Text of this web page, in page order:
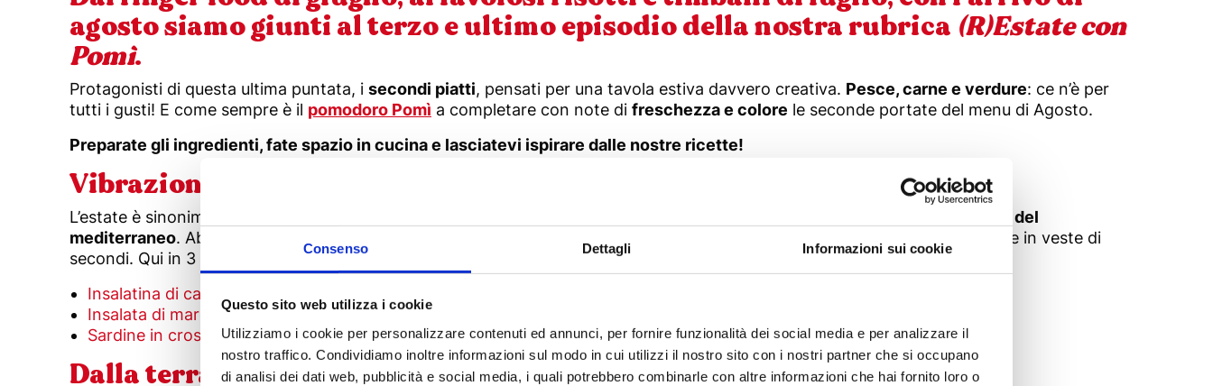
Consenso Dettagli Informazioni sui cookie
Questo sito web utilizza i cookie
Utilizziamo i cookie per personalizzare contenuti ed annunci, per fornire funzionalità dei social media e per analizzare il
nostro traffico. Condividiamo inoltre informazioni sul modo in cui utilizzi il nostro sito con i nostri partner che si occupano
di analisi dei dati web, pubblicità e social media, i quali potrebbero combinarle con altre informazioni che hai fornito loro o
agosto siamo giunti al terzo e ultimo episodio della nostra rubrica (R)Estate con
Pomì.
Protagonisti di questa ultima puntata, i secondi piatti, pensati per una tavola estiva davvero creativa. Pesce, carne e verdure: ce n’è per
tutti i gusti! E come sempre è il pomodoro Pomì a completare con note di freschezza e colore le seconde portate del menu di Agosto.
Preparate gli ingredienti, fate spazio in cucina e lasciatevi ispirare dalle nostre ricette!
Vibrazioni mediterranee
L’estate è sinonimo di mare, spiaggia e soprattutto ricette a base di
sapori e aromi del
mediterraneo. Abbiamo già messo in tavola risotti e spaghetti con i frutti del mare… ed eccoli che ritornano nel piatto anche in veste di
secondi. Qui in 3 ricette freschissime:
Insalatina di calamaretti
Insalata di mare
Sardine in crosta di nocciole
Dalla terra alla tavola